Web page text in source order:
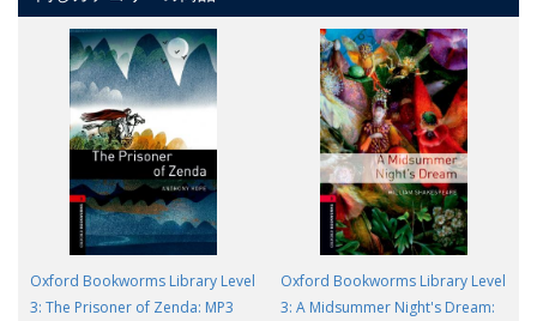
Oxford Bookworms Library Level
3: The Prisoner of Zenda: MP3
Oxford Bookworms Library Level
3: A Midsummer Night's Dream: